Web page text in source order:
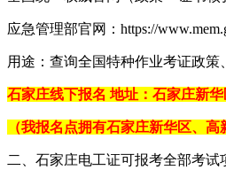
应急管理部官网：https://
用途：查询全国特种作业考证政
石家庄线下报名 地址：石家庄新
（我报名点拥有石家庄新华区、
二、石家庄电工证可报考全部考试